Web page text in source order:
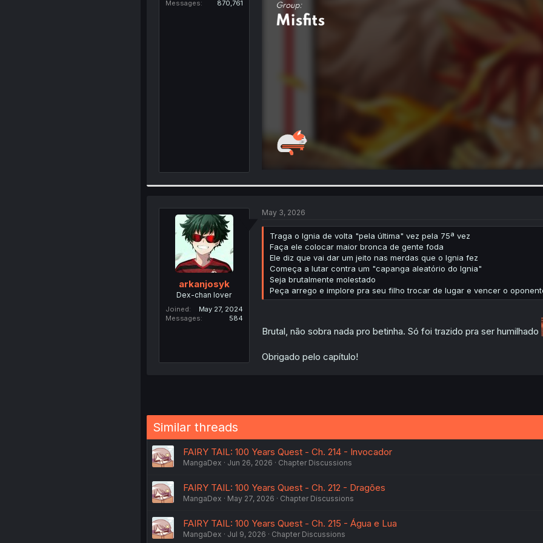
Messages
870,761
arkanjosyk
Dex-chan lover
Joined
May 27, 2024
Messages
584
May 3, 2026
Traga o Ignia de volta "pela última" vez pela 75ª vez
Faça ele colocar maior bronca de gente foda
Ele diz que vai dar um jeito nas merdas que o Ignia fez
Começa a lutar contra um "capanga aleatório do Ignia"
Seja brutalmente molestado
Peça arrego e implore pra seu filho trocar de lugar e vencer o
Brutal, não sobra nada pro betinha. Só foi trazido pra ser humilhado
Obrigado pelo capítulo!
Similar threads
FAIRY TAIL: 100 Years Quest - Ch. 214 - Invocador
MangaDex Jun 26, 2026 Chapter Discussions
FAIRY TAIL: 100 Years Quest - Ch. 212 - Dragões
MangaDex May 27, 2026 Chapter Discussions
FAIRY TAIL: 100 Years Quest - Ch. 215 - Água e Lua
MangaDex Jul 9, 2026 Chapter Discussions